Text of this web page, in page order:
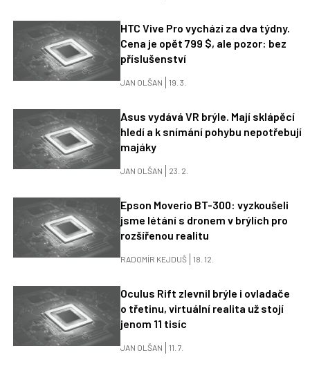
HTC Vive Pro vychází za dva týdny.
Cena je opět 799 $, ale pozor: bez
příslušenství
JAN OLŠAN 19. 3.
Asus vydává VR brýle. Mají sklápěcí
hledí a k snímání pohybu nepotřebují
majáky
JAN OLŠAN 23. 2.
Epson Moverio BT-300: vyzkoušeli
jsme létání s dronem v brýlích pro
rozšířenou realitu
RADOMÍR KEJDUŠ 18. 12.
Oculus Rift zlevnil brýle i ovladače
o třetinu, virtuální realita už stojí
jenom 11 tisíc
JAN OLŠAN 11. 7.